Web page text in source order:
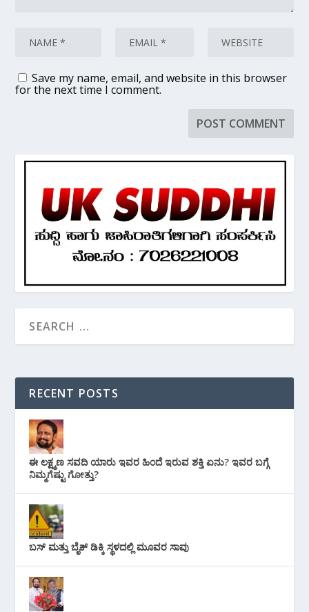
Save my name, email, and website in this browser
for the next time I comment.
RECENT POSTS
ಈ ಲಕ್ಷ್ಮಣ ಸವದಿ ಯಾರು ಇವರ ಹಿಂದೆ ಇರುವ ಶಕ್ತಿ ಏನು? ಇವರ ಬಗ್ಗೆ
ನಿಮ್ಮಗೆಷ್ಟು ಗೋತ್ತು?
ಬಸ್ ಮತ್ತು ಬೈಕ್ ಡಿಕ್ಕಿ ಸ್ಥಳದಲ್ಲಿ ಮೂವರ ಸಾವು